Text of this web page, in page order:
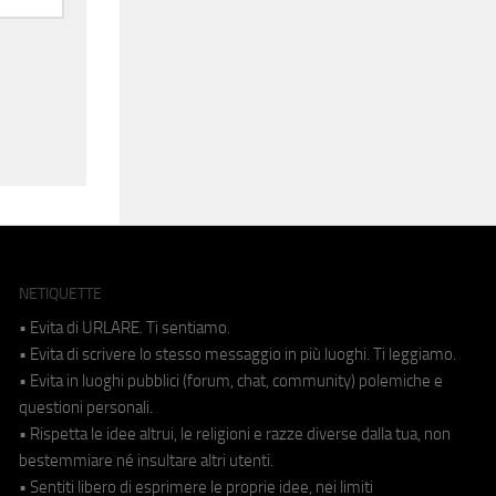
NETIQUETTE
• Evita di URLARE. Ti sentiamo.
• Evita di scrivere lo stesso messaggio in più luoghi. Ti leggiamo.
• Evita in luoghi pubblici (forum, chat, community) polemiche e
questioni personali.
• Rispetta le idee altrui, le religioni e razze diverse dalla tua, non
bestemmiare né insultare altri utenti.
• Sentiti libero di esprimere le proprie idee, nei limiti